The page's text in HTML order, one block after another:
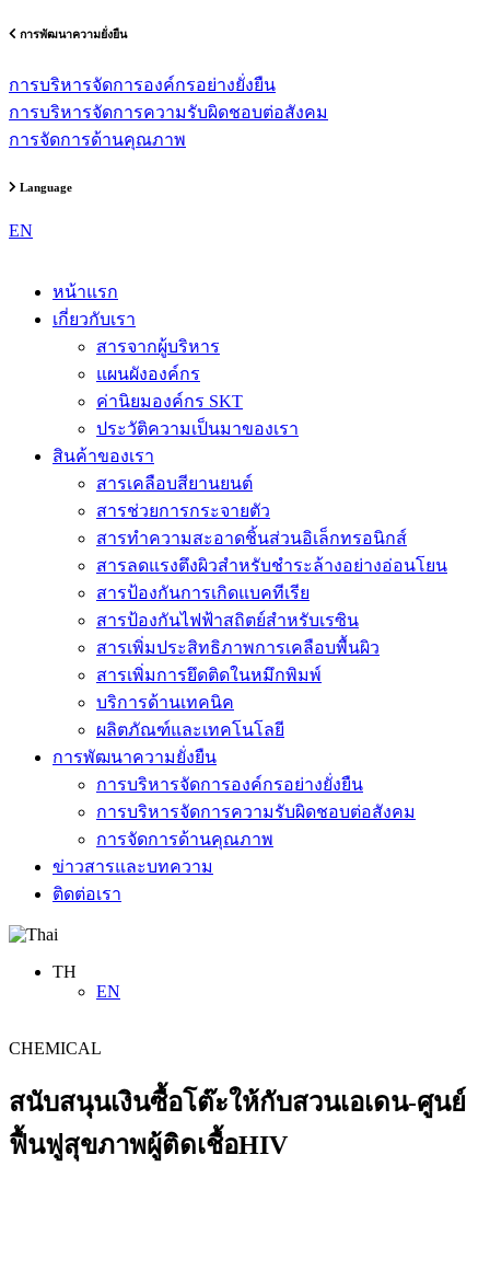
การพัฒนาความยั่งยืน
การบริหารจัดการองค์กรอย่างยั่งยืน
การบริหารจัดการความรับผิดชอบต่อสังคม
การจัดการด้านคุณภาพ
Language
EN
หน้าแรก
เกี่ยวกับเรา
สารจากผู้บริหาร
แผนผังองค์กร
ค่านิยมองค์กร SKT
ประวัติความเป็นมาของเรา
สินค้าของเรา
สารเคลือบสียานยนต์
สารช่วยการกระจายตัว
สารทำความสะอาดชิ้นส่วนอิเล็กทรอนิกส์
สารลดแรงตึงผิวสำหรับชำระล้างอย่างอ่อนโยน
สารป้องกันการเกิดแบคทีเรีย
สารป้องกันไฟฟ้าสถิตย์สำหรับเรซิน
สารเพิ่มประสิทธิภาพการเคลือบพื้นผิว
สารเพิ่มการยึดติดในหมึกพิมพ์
บริการด้านเทคนิค
ผลิตภัณฑ์และเทคโนโลยี
การพัฒนาความยั่งยืน
การบริหารจัดการองค์กรอย่างยั่งยืน
การบริหารจัดการความรับผิดชอบต่อสังคม
การจัดการด้านคุณภาพ
ข่าวสารและบทความ
ติดต่อเรา
TH
EN
CHEMICAL
สนับสนุนเงินซื้อโต๊ะให้กับสวนเอเดน-ศูนย์
ฟื้นฟูสุขภาพผู้ติดเชื้อHIV